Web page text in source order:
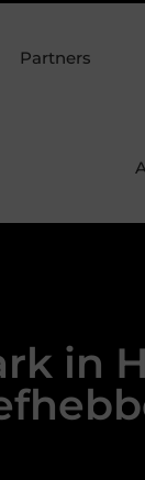
in een villa in
Partners
in